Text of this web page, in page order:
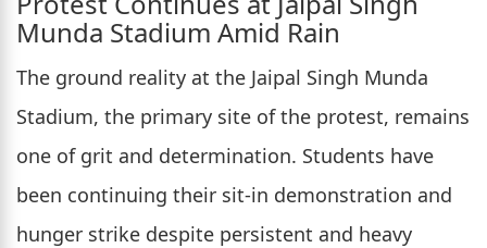
Munda Stadium Amid Rain
The ground reality at the Jaipal Singh Munda
Stadium, the primary site of the protest, remains
one of grit and determination. Students have
been continuing their sit-in demonstration and
hunger strike despite persistent and heavy